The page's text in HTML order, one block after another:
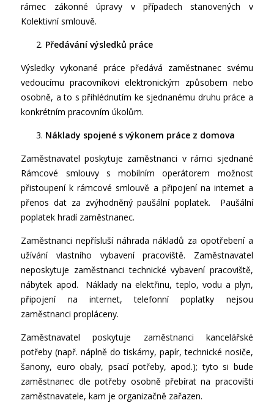
rámec zákonné úpravy v případech stanovených v
Kolektivní smlouvě.
Předávání výsledků práce
Výsledky vykonané práce předává zaměstnanec svému
vedoucímu pracovníkovi elektronickým způsobem nebo
osobně, a to s přihlédnutím ke sjednanému druhu práce a
konkrétním pracovním úkolům.
Náklady spojené s výkonem práce z domova
Zaměstnavatel poskytuje zaměstnanci v rámci sjednané
Rámcové smlouvy s mobilním operátorem možnost
přistoupení k rámcové smlouvě a připojení na internet a
přenos dat za zvýhodněný paušální poplatek. Paušální
poplatek hradí zaměstnanec.
Zaměstnanci nepřísluší náhrada nákladů za opotřebení a
užívání vlastního vybavení pracoviště. Zaměstnavatel
neposkytuje zaměstnanci technické vybavení pracoviště,
nábytek apod. Náklady na elektřinu, teplo, vodu a plyn,
připojení na internet, telefonní poplatky nejsou
zaměstnanci propláceny.
Zaměstnavatel poskytuje zaměstnanci kancelářské
potřeby (např. náplně do tiskárny, papír, technické nosiče,
šanony, euro obaly, psací potřeby, apod.); tyto si bude
zaměstnanec dle potřeby osobně přebírat na pracovišti
zaměstnavatele, kam je organizačně zařazen.